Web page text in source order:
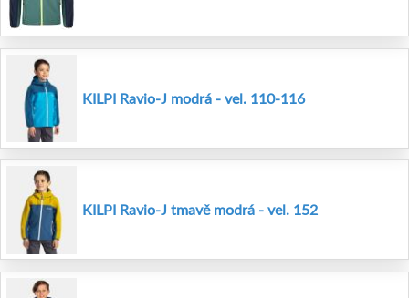
KILPI Ravio-J modrá - vel. 110-116
KILPI Ravio-J tmavě modrá - vel. 152